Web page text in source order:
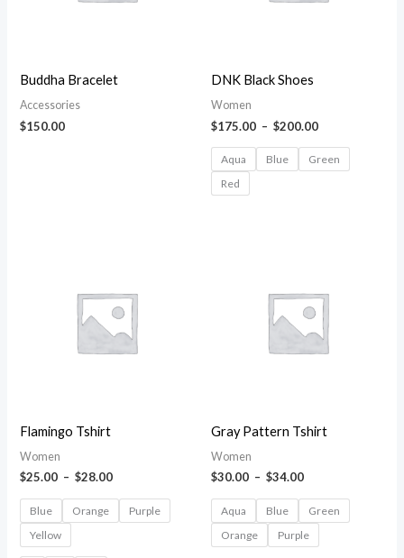
Buddha Bracelet
Accessories
$150.00
DNK Black Shoes
Women
$175.00 – $200.00
Aqua Blue
Green
Red
Flamingo Tshirt
Women
$25.00 – $28.00
à
$28.00
Blue Orange
Purple
Yellow
Gray Pattern Tshirt
Women
$30.00 – $34.00
à
$34.00
Aqua Blue
Green
Orange
Purple